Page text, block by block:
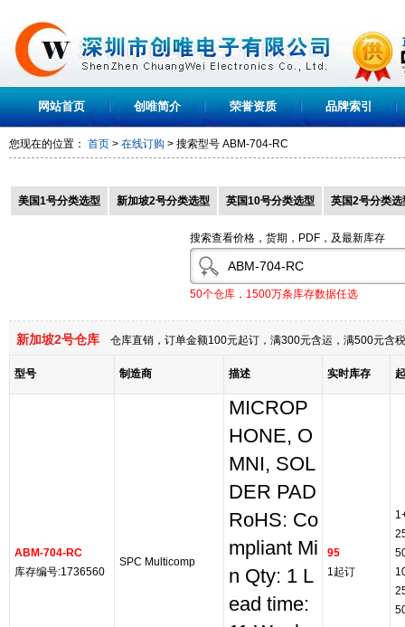
网站首页 创唯简介 荣誉资质 品牌索引
您现在的位置： 首页 > 在线订购 > 搜索型号 ABM-704-RC
美国1号分类选型 新加坡2号分类选型 英国10号分类选型 英国2号分类选
搜索查看价格，货期，PDF，及最新库存
50个仓库，1500万条库存数据任选
新加坡2号仓库 仓库直销，订单金额100元起订，满300元含运，满500元含
型号 制造商 描述 实时库存
ABM-704-RC
库存编号:1736560
SPC Multicomp
MICROP
HONE, O
MNI, SOL
DER PAD
RoHS: Co
mpliant Mi
n Qty: 1 L
ead time:
95
1起订